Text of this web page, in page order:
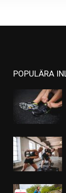
POPULÄRA